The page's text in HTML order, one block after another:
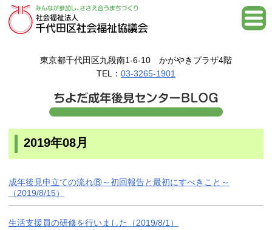
東京都千代田区九段南1-6-10 かがやきプラザ4階
TEL： 03-3265-1901
2019年08月
成年後見申立ての流れ⑧～初回報告と最初にすべきこと～
（2019/8/15）
生活支援員の研修を行いました（2019/8/1）